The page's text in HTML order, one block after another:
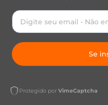
Se
Protegido por VimeCaptcha